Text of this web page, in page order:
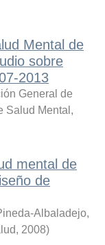
Mental de
sobre
2013
General de
Salud Mental ,
mental de
de
Albaladejo,
, 2008)